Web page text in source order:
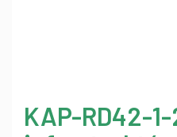
KAP-RD42-